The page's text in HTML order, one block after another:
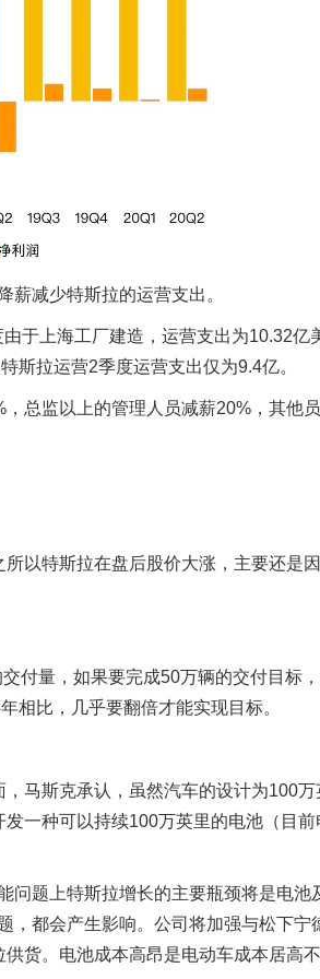
减少特斯拉的运营支出。
于上海工厂建造，运营支出为10.32亿
斯拉运营2季度运营支出仅为9.4亿。
总监以上的管理人员减薪20%，其他
以特斯拉在盘后股价大涨，主要还是
付量，如果要完成50万辆的交付目标
相比，几乎要翻倍才能实现目标。
马斯克承认，虽然汽车的设计为100万
一种可以持续100万英里的电池（目前
问题上特斯拉增长的主要瓶颈将是电池
，都会产生影响。公司将加强与松下宁
货。电池成本高昂是电动车成本居高